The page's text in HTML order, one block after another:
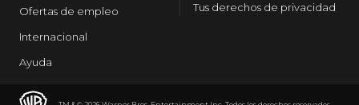
Ofertas de empleo
Internacional
Ayuda
Tus derechos de privacidad